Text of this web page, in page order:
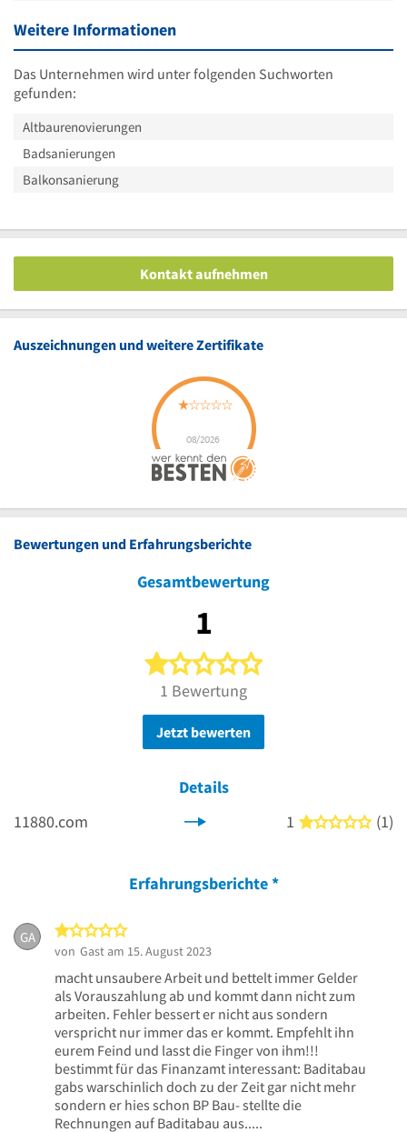
Weitere Informationen
Das Unternehmen wird unter folgenden Suchworten
gefunden:
Altbaurenovierungen
Badsanierungen
Balkonsanierung
Kontakt aufnehmen
Auszeichnungen und weitere Zertifikate
Bewertungen und Erfahrungsberichte
Gesamtbewertung
1
1 von 5 Sternen
1 Bewertung
Jetzt bewerten
Details
11880.com
1 1 von
(1)
Erfahrungsberichte*
GA
von Gast am 15. August 2023
macht unsaubere Arbeit und bettelt immer Gelder
als Vorauszahlung ab und kommt dann nicht zum
arbeiten. Fehler bessert er nicht aus sondern
verspricht nur immer das er kommt. Empfehlt ihn
eurem Feind und lasst die Finger von ihm!!!
bestimmt für das Finanzamt interessant: Baditabau
gabs warschinlich doch zu der Zeit gar nicht mehr
sondern er hies schon BP Bau- stellte die
Rechnungen auf Baditabau aus.....